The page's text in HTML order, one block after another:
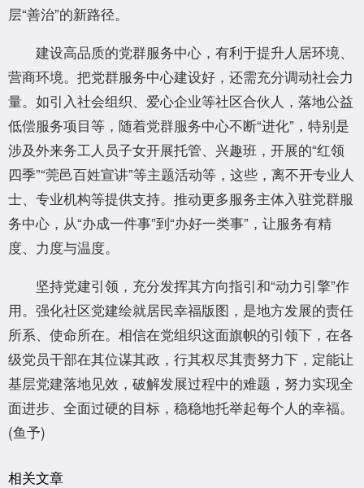
层“善治”的新路径。
建设高品质的党群服务中心，有利于提升人居环境、
营商环境。把党群服务中心建设好，还需充分调动社会力
量。如引入社会组织、爱心企业等社区合伙人，落地公益
低偿服务项目等，随着党群服务中心不断“进化”，特别是
涉及外来务工人员子女开展托管、兴趣班，开展的“红领
四季”“莞邑百姓宣讲”等主题活动等，这些，离不开专业人
士、专业机构等提供支持。推动更多服务主体入驻党群服
务中心，从“办成一件事”到“办好一类事”，让服务有精
度、力度与温度。
坚持党建引领，充分发挥其方向指引和“动力引擎”作
用。强化社区党建绘就居民幸福版图，是地方发展的责任
所系、使命所在。相信在党组织这面旗帜的引领下，在各
级党员干部在其位谋其政，行其权尽其责努力下，定能让
基层党建落地见效，破解发展过程中的难题，努力实现全
面进步、全面过硬的目标，稳稳地托举起每个人的幸福。
(鱼予)
相关文章